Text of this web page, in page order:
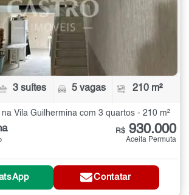
3 suítes 5 vagas 210 m²
Vila Guilhermina com 3 quartos - 210 m²
R$ 930.000
Aceita Permuta
Contatar